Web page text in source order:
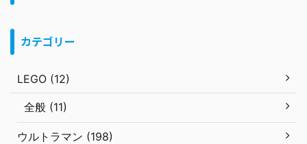
カテゴリー
LEGO (12)
全般 (11)
ウルトラマン (198)